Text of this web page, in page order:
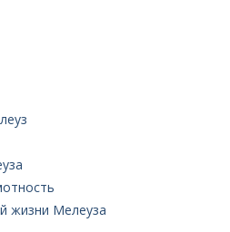
жизни Мелеуза